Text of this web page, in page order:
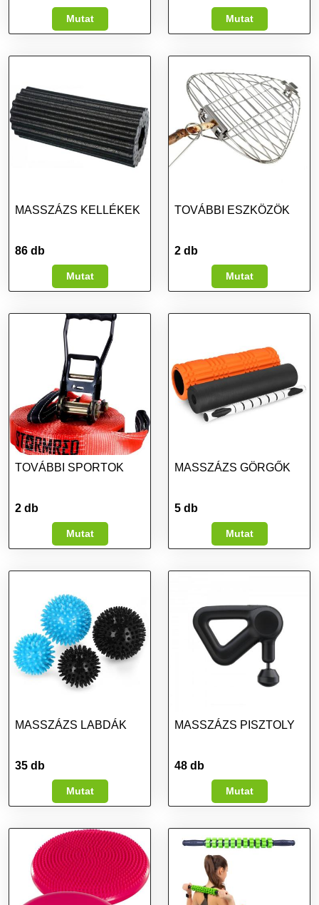
Mutat Mutat
MASSZÁZS KELLÉKEK
86 db
Mutat
TOVÁBBI ESZKÖZÖK
2 db
Mutat
TOVÁBBI SPORTOK
2 db
Mutat
MASSZÁZS GÖRGŐK
5 db
Mutat
MASSZÁZS LABDÁK
35 db
Mutat
MASSZÁZS PISZTOLY
48 db
Mutat